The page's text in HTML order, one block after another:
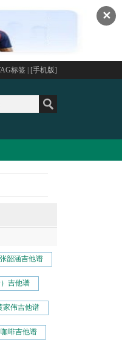
✕
标签 | [手机版]
张韶涵吉他谱
吉他谱
家伟吉他谱
啡吉他谱